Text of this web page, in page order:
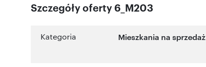
Szczegóły oferty 6_M203
Kategoria Mieszkania na sprzedaż